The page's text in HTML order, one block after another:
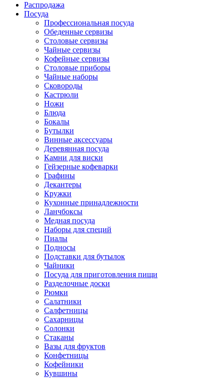
Распродажа
Посуда
Профессиональная посуда
Обеденные сервизы
Столовые сервизы
Чайные сервизы
Кофейные сервизы
Столовые приборы
Чайные наборы
Сковороды
Кастрюли
Ножи
Блюда
Бокалы
Бутылки
Винные аксессуары
Деревянная посуда
Камни для виски
Гейзерные кофеварки
Графины
Декантеры
Кружки
Кухонные принадлежности
Ланчбоксы
Медная посуда
Наборы для специй
Пиалы
Подносы
Подставки для бутылок
Чайники
Посуда для приготовления пищи
Разделочные доски
Рюмки
Салатники
Салфетницы
Сахарницы
Солонки
Стаканы
Вазы для фруктов
Конфетницы
Кофейники
Кувшины